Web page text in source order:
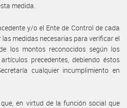
medida.
y/o el Ente de Control de cada
medidas necesarias para verificar el
los montos reconocidos según los
precedentes, debiendo éstos
cualquier incumplimiento en
que, en virtud de la función social que